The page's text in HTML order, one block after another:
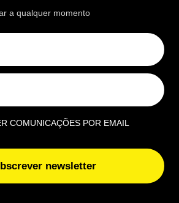
NACIONAL
se e recebe 45 mil
marido por 15 anos de
tribunal teve
‘palavra final’
7 Agosto, 2026|Luís Santos
a qualquer momento
COMUNICAÇÕES POR EMAIL
newsletter